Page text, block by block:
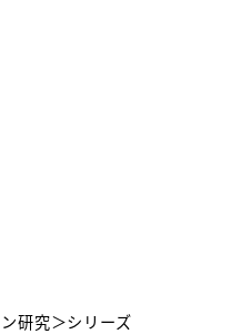
研究＞シリーズ